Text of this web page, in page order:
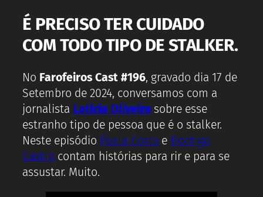
É PRECISO TER CUIDADO
COM TODO TIPO DE STALKER.
No Farofeiros Cast #196, gravado dia 17 de
Setembro de 2024, conversamos com a
jornalista Letícia Oliveira sobre esse
estranho tipo de pessoa que é o stalker.
Neste episódio Paola Costa e Rodrigo
Castro contam histórias para rir e para se
assustar. Muito.